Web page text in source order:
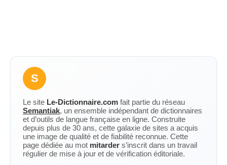
S
Le site Le-Dictionnaire.com fait partie du réseau
Semantiak, un ensemble indépendant de dictionnaires
et d’outils de langue française en ligne. Construite
depuis plus de 30 ans, cette galaxie de sites a acquis
une image de qualité et de fiabilité reconnue. Cette
page dédiée au mot mitarder s’inscrit dans un travail
régulier de mise à jour et de vérification éditoriale.